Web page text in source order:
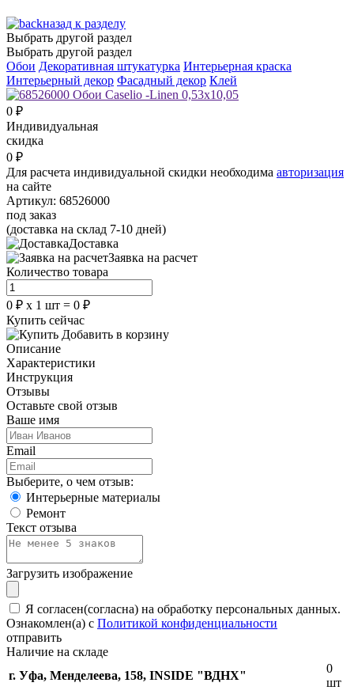
назад к разделу
Выбрать другой раздел
Выбрать другой раздел
Обои Декоративная штукатурка Интерьерная краска
Интерьерный декор Фасадный декор Клей
0 ₽
Индивидуальная
скидка
0 ₽
Для расчета индивидуальной скидки необходима авторизация
на сайте
Артикул: 68526000
под заказ
(доставка на склад 7-10 дней)
Доставка
Заявка на расчет
Количество товара
0 ₽ х 1 шт = 0 ₽
Купить сейчас
Добавить в корзину
Описание
Характеристики
Инструкция
Отзывы
Оставьте свой отзыв
Ваше имя
Email
Выберите, о чем отзыв:
Интерьерные материалы
Ремонт
Текст отзыва
Загрузить изображение
Я согласен(согласна) на обработку персональных данных.
Ознакомлен(а) с Политикой конфиденциальности
отправить
Наличие на складе
г. Уфа, Менделеева, 158, INSIDE "ВДНХ"
0
шт